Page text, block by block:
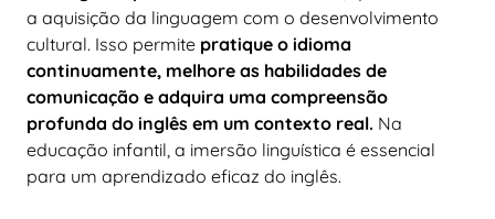
a aquisição da linguagem com o desenvolvimento
cultural. Isso permite pratique o idioma
continuamente, melhore as habilidades de
comunicação e adquira uma compreensão
profunda do inglês em um contexto real. Na
educação infantil, a imersão linguística é essencial
para um aprendizado eficaz do inglês.